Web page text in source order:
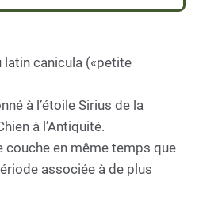
latin canicula («petite
à l’étoile Sirius de la
à l’Antiquité.
couche en même temps que
associée à de plus